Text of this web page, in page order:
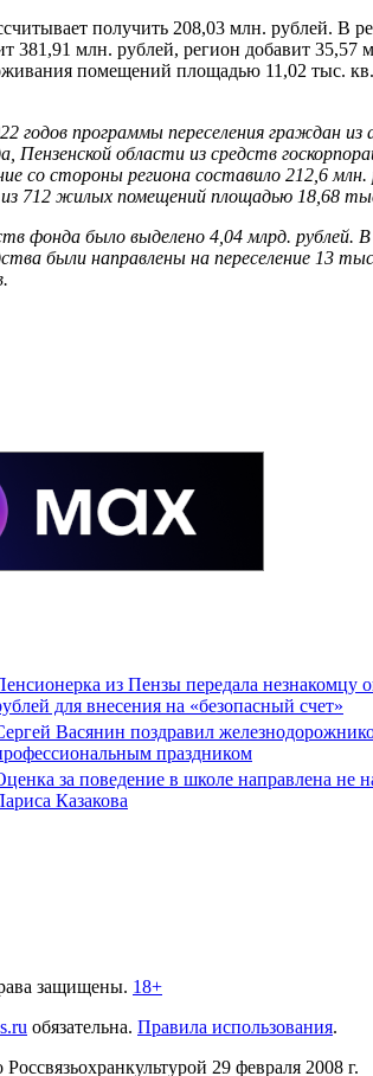
получить 208,03 млн. рублей. В
381,91 млн. рублей, регион добавит 35,57
помещений площадью 11,02 тыс.
годов программы переселения граждан из
области из средств
со стороны региона составило 212,6
из 712 жилых помещений площадью 18,68
фонда было выделено 4,04 млрд. рублей. В
были направлены на переселение 13
из Пензы передала незнакомцу
для внесения на «безопасный счет»
Васянин поздравил
праздником
за поведение в школе направлена не
Казакова
защищены. 18+
обязательна. Правила использования.
29 февраля 2008 г.